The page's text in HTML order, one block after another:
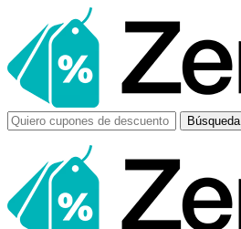
Búsqueda